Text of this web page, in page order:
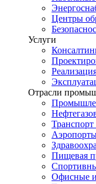
Центры
Услуги
Отрасли
Транспорт
Пищевая
Офисные